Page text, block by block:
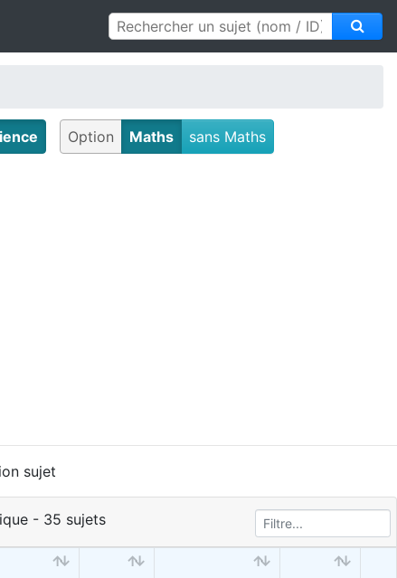
Option Maths sans Maths
sujet
- 35 sujets